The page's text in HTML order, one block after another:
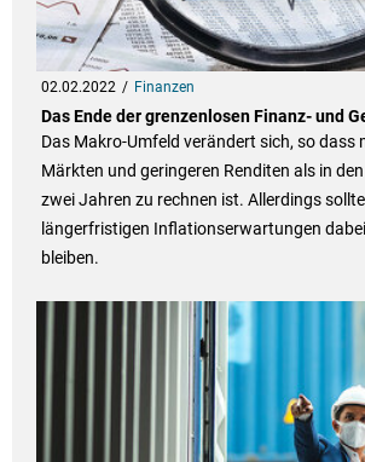
02.02.2022 Finanzen
Das Ende der grenzenlosen Finanz- und
Das Makro-Umfeld verändert sich, so dass
Märkten und geringeren Renditen als in
zwei Jahren zu rechnen ist. Allerdings
längerfristigen Inflationserwartungen
bleiben.